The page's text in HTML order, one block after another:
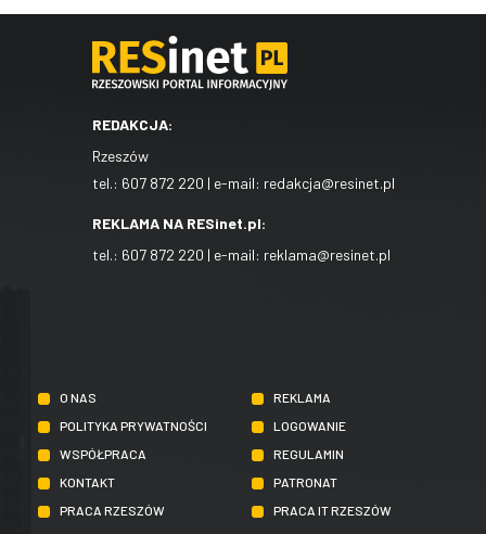
REDAKCJA:
Rzeszów
tel.: 607 872 220 | e-mail: redakcja@resinet.pl
REKLAMA NA RESinet.pl:
tel.: 607 872 220 | e-mail: reklama@resinet.pl
O NAS
REKLAMA
POLITYKA PRYWATNOŚCI
LOGOWANIE
WSPÓŁPRACA
REGULAMIN
KONTAKT
PATRONAT
PRACA RZESZÓW
PRACA IT RZESZÓW